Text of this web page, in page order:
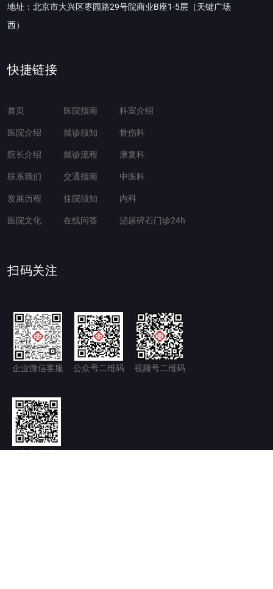
地址：北京市大兴区枣园路29号院商业B座1-5层（天键广场
西）
快捷链接
首页
医院介绍
院长介绍
联系我们
发展历程
医院文化
医院指南
就诊须知
就诊流程
交通指南
住院须知
在线问答
科室介绍
骨伤科
康复科
中医科
内科
泌尿碎石门诊24h
扫码关注
企业微信客服 公众号二维码 视频号二维码